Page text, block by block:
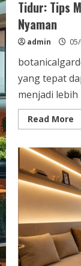
Tidur: Tips
Nyaman
admin
yang tepat
menjadi lebih
Read More